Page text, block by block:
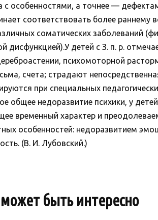
особенностями, а точнее —
соответствовать более раннему
соматических заболеваний
дисфункцией).У детей с З. п. р.
психомоторной
счета; страдают
при специальных
общее недоразвитие психики, у
временный характер и
особенностей: недоразвитием
(В. И. Лубовский.)
быть интересно